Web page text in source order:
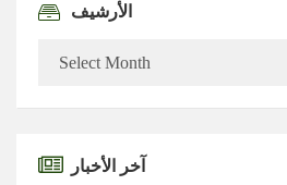
الأرشيف
آخر الأخبار